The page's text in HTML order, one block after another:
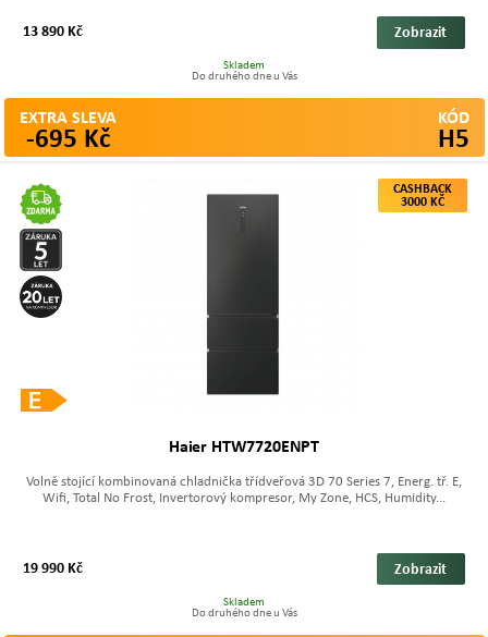
13 890 Kč Zobrazit
Skladem
Do druhého dne u Vás
EXTRA SLEVA
-695 Kč
KÓD
H5
CASHBACK
3000 KČ
Haier HTW7720ENPT
Volně stojící kombinovaná chladnička třídveřová 3D 70 Series 7, Energ. tř. E,
Wifi, Total No Frost, Invertorový kompresor, My Zone, HCS, Humidity...
19 990 Kč Zobrazit
Skladem
Do druhého dne u Vás